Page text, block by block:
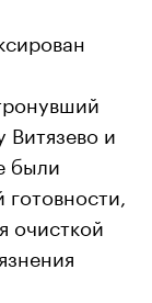
и
были
очисткой